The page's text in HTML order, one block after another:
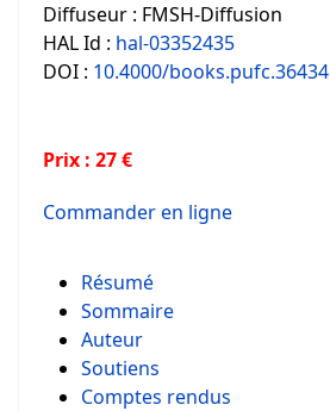
Diffuseur : FMSH-Diffusion
HAL Id : hal-03352435
DOI : 10.4000/books.pufc.36434
Prix : 27 €
Commander en ligne
Résumé
Sommaire
Auteur
Soutiens
Comptes rendus